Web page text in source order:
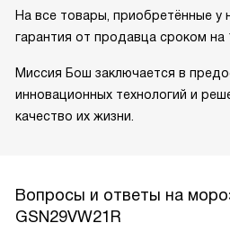
На все товары, приобретённые у
гарантия от продавца сроком на
Миссия Бош заключается в
инновационных технологий и
качество их жизни.
Вопросы и ответы на
GSN29VW21R